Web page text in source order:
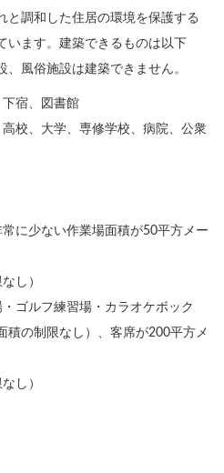
と調和した住居の環境を保護する
います。建築できるものは以下
風俗施設は建築できません。
宿、図書館
校、大学、専修学校、病院、公衆
に少ない作業場面積が50平方メー
し）
ゴルフ練習場・カラオケボック
積の制限なし）、客席が200平方メ
し）